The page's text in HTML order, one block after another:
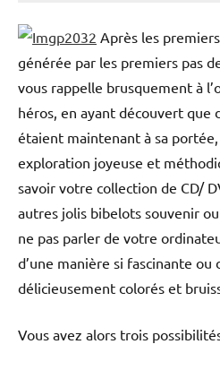
Après les
générée par les premiers pas
vous rappelle brusquement à
héros, en ayant découvert que
étaient maintenant à sa
exploration joyeuse et
savoir votre collection de CD/
autres jolis bibelots souvenir
ne pas parler de votre
d’une manière si fascinante ou
délicieusement colorés et
Vous avez alors trois